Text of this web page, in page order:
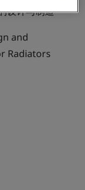
设计与制造
and
Radiators